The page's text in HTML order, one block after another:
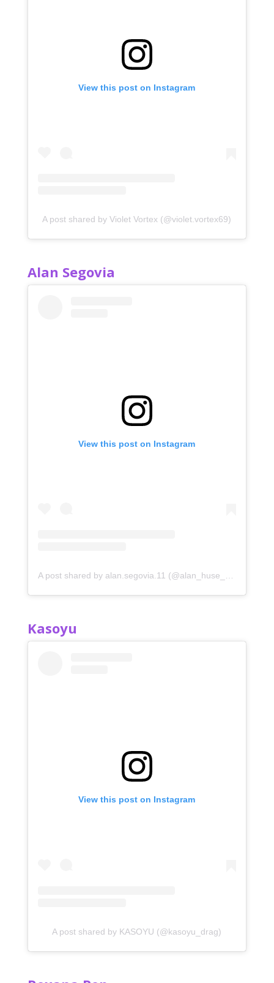
View this post on Instagram
A post shared by Violet Vortex (@violet.vortex69)
Alan Segovia
View this post on Instagram
A post shared by alan.segovia.11 (@alan_huse_11)
Kasoyu
View this post on Instagram
A post shared by KASOYU (@kasoyu_drag)